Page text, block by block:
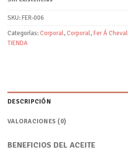
SKU:FER-006
Categorías:Corporal,Corporal,Fer Á Cheval
TIENDA
DESCRIPCIÓN
VALORACIONES (0)
BENEFICIOS DEL ACEITE